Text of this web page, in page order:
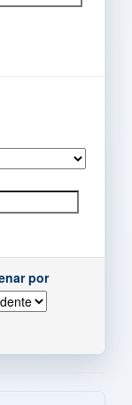
por